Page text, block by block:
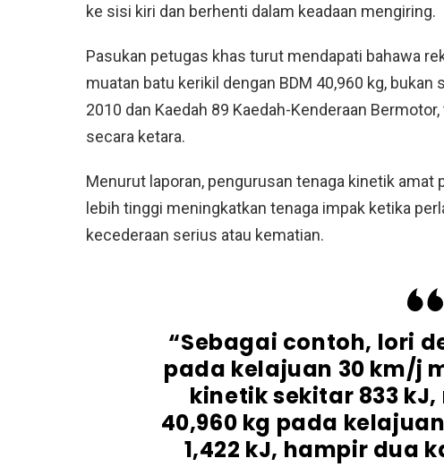
ke sisi kiri dan berhenti dalam keadaan mengiring.
Pasukan petugas khas turut mendapati bahawa
muatan batu kerikil dengan BDM 40,960 kg,
2010 dan Kaedah 89 Kaedah-Kenderaan
secara ketara.
Menurut laporan, pengurusan tenaga kinetik amat
lebih tinggi meningkatkan tenaga impak ketika
kecederaan serius atau kematian.
“Sebagai contoh, lori
pada kelajuan 30 km/j
kinetik sekitar 833
40,960 kg pada
1,422 kJ, hampir dua